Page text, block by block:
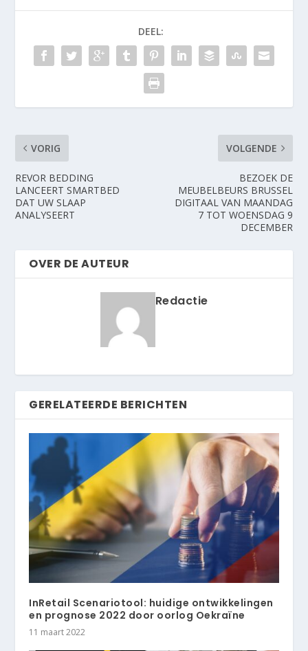
DEEL:
VORIG
REVOR BEDDING
LANCEERT SMARTBED
DAT UW SLAAP
ANALYSEERT
VOLGENDE
BEZOEK DE
MEUBELBEURS BRUSSEL
DIGITAAL VAN MAANDAG
7 TOT WOENSDAG 9
DECEMBER
OVER DE AUTEUR
Redactie
GERELATEERDE BERICHTEN
InRetail Scenariotool: huidige ontwikkelingen
en prognose 2022 door oorlog Oekraïne
11 maart 2022